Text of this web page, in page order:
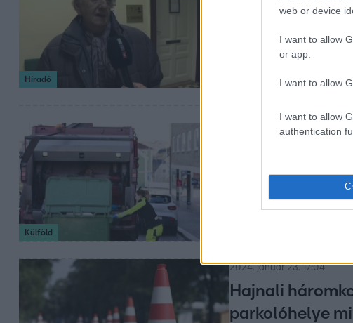
web or device
I want to allow
or app.
I want to allow
I want to allow
authentication
Híradó
Tagadta a bűnösségét
Külföld
2024. február 1. 20:37
együtt
Miután beleesett az
2024. január 23. 17:04
Hajnali
parkolóhelye